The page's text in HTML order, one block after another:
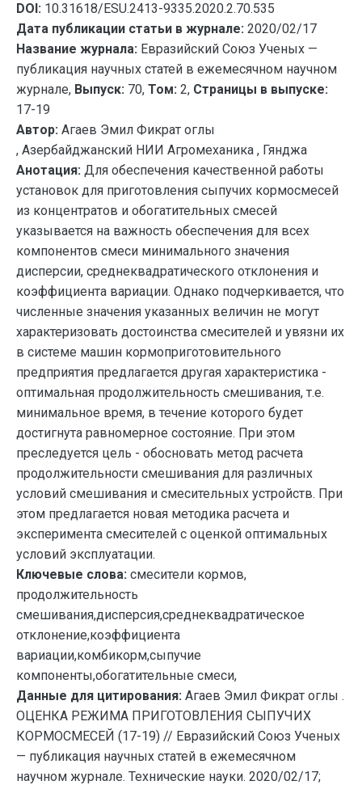
DOI: 10.31618/ESU.2413-9335.2020.2.70.535
Дата публикации статьи в журнале: 2020/02/17
Название журнала: Евразийский Союз Ученых —
публикация научных статей в ежемесячном научном
журнале, Выпуск: 70, Том: 2, Страницы в выпуске:
17-19
Автор: Агаев Эмил Фикрат оглы
, Азербайджанский НИИ Агромеханика , Гянджа
Анотация: Для обеспечения качественной работы
установок для приготовления сыпучих кормосмесей
из концентратов и обогатительных смесей
указывается на важность обеспечения для всех
компонентов смеси минимального значения
дисперсии, среднеквадратического отклонения и
коэффициента вариации. Однако подчеркивается, что
численные значения указанных величин не могут
характеризовать достоинства смесителей и увязни их
в системе машин кормоприготовительного
предприятия предлагается другая характеристика -
оптимальная продолжительность смешивания, т.е.
минимальное время, в течение которого будет
достигнута равномерное состояние. При этом
преследуется цель - обосновать метод расчета
продолжительности смешивания для различных
условий смешивания и смесительных устройств. При
этом предлагается новая методика расчета и
эксперимента смесителей с оценкой оптимальных
условий эксплуатации.
Ключевые слова: смесители кормов,
продолжительность
смешивания,дисперсия,среднеквадратическое
отклонение,коэффициента
вариации,комбикорм,сыпучие
компоненты,обогатительные смеси,
Данные для цитирования: Агаев Эмил Фикрат оглы .
ОЦЕНКА РЕЖИМА ПРИГОТОВЛЕНИЯ СЫПУЧИХ
КОРМОСМЕСЕЙ (17-19) // Евразийский Союз Ученых
— публикация научных статей в ежемесячном
научном журнале. Технические науки. 2020/02/17;